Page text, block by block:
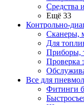
Средства
Ещё 33
Контрольно-
Сканеры,
Для
Приборы,
Проверка
Все для
Фитинги